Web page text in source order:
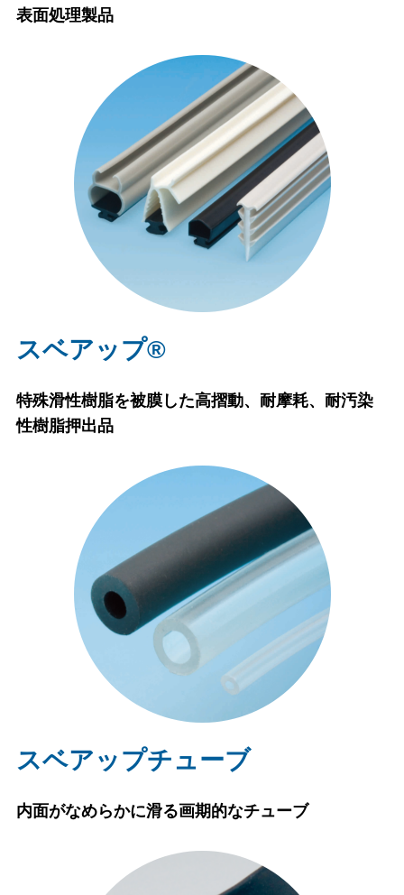
表面処理製品
スベアップ®
特殊滑性樹脂を被膜した高摺動、耐摩耗、耐汚染
性樹脂押出品
スベアップチューブ
内面がなめらかに滑る画期的なチューブ